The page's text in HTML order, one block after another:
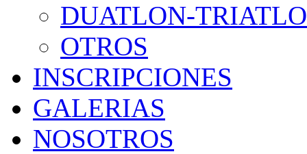
DUATLON-
OTROS
INSCRIPCIONES
GALERIAS
NOSOTROS